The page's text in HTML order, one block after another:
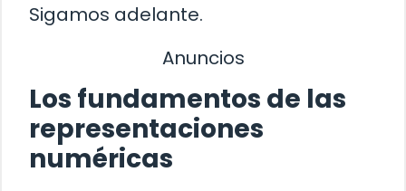
Sigamos adelante.
Anuncios
Los fundamentos de las
representaciones
numéricas